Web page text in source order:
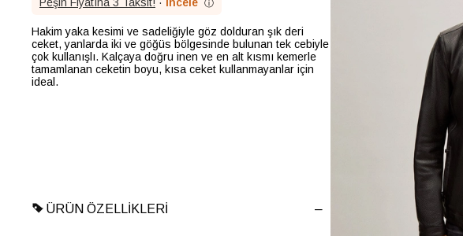
ⓘ
Hakim yaka kesimi ve sadeliğiyle göz dolduran şık deri
ceket, yanlarda iki ve göğüs bölgesinde bulunan tek cebiyle
çok kullanışlı. Kalçaya doğru inen ve en alt kısmı kemerle
tamamlanan ceketin boyu, kısa ceket kullanmayanlar için
ideal.
ÜRÜN ÖZELLIKLERI